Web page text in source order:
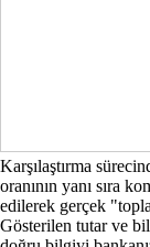
Karşılaştırma
oranının yanı sıra
edilerek gerçek
Gösterilen tutar ve